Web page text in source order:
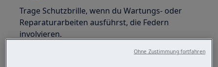
Trage Schutzbrille, wenn du Wartungs- oder
Reparaturarbeiten ausführst, die Federn
involvieren.
Ohne Zustimmung fortfahren